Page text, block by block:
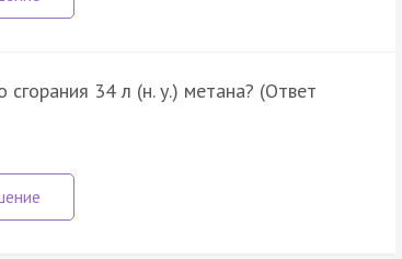
34 л (н. у.) метана? (Ответ